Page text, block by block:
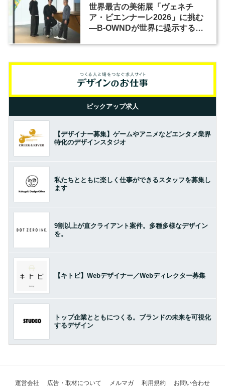
世界最古の美術展「ヴェネチ
ア・ビエンナーレ2026」に挑む
―B-OWNDが世界に提示する美
ピックアップ求人
【デザイナー募集】ゲームやアニメなどエンタメ業界
特化のデザインスタジオ
私たちとともに楽しく仕事ができるスタッフを募集し
ます
9割以上が直クライアント案件。多種多様なデザイン
を。
【キトビ】Webデザイナー／Webディレクター募集
トップ企業とともにつくる。ブランドの未来を可視化
するデザイン
運営会社 広告・取材について メルマガ 利用規約 お問い合わせ